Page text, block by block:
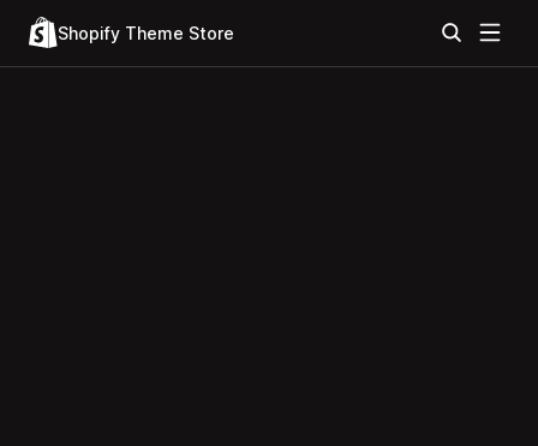
Shopify Theme Store